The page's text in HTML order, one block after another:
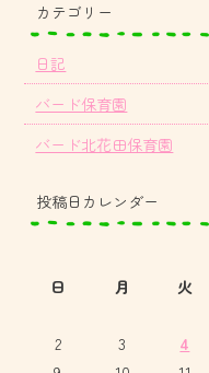
カテゴリー
日記
バード保育園
バード北花田保育園
投稿日カレンダー
日
月 火
2
3 4